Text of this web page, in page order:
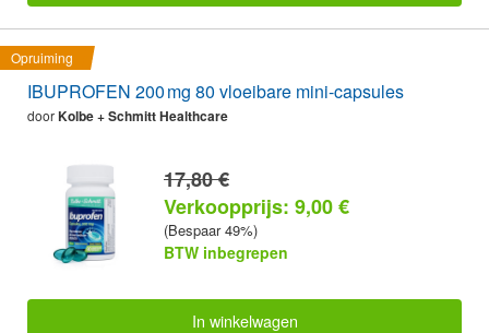
Opruiming
IBUPROFEN 200 mg 80 vloeibare mini-capsules
doorKolbe + Schmitt Healthcare
17,80 €
Verkoopprijs: 9,00 €
(Bespaar 49%)
BTW inbegrepen
In winkelwagen